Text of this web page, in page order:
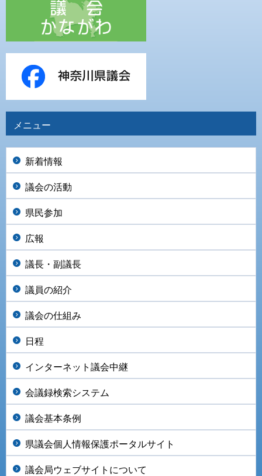
メニュー
新着情報
議会の活動
県民参加
広報
議長・副議長
議員の紹介
議会の仕組み
日程
インターネット議会中継
会議録検索システム
議会基本条例
県議会個人情報保護ポータルサイト
議会局ウェブサイトについて